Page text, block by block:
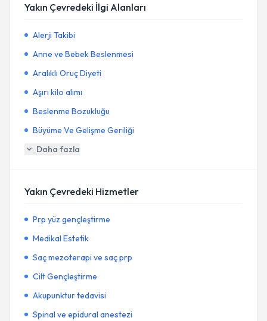
Yakın Çevredeki İlgi Alanları
Alerji Takibi
Anne ve Bebek Beslenmesi
Aralıklı Oruç Diyeti
Aşırı kilo alımı
Beslenme Bozukluğu
Büyüme Ve Gelişme Geriliği
Daha fazla
Yakın Çevredeki Hizmetler
Prp yüz gençleştirme
Medikal Estetik
Saç mezoterapi ve saç prp
Cilt Gençleştirme
Akupunktur tedavisi
Spinal ve epidural anestezi